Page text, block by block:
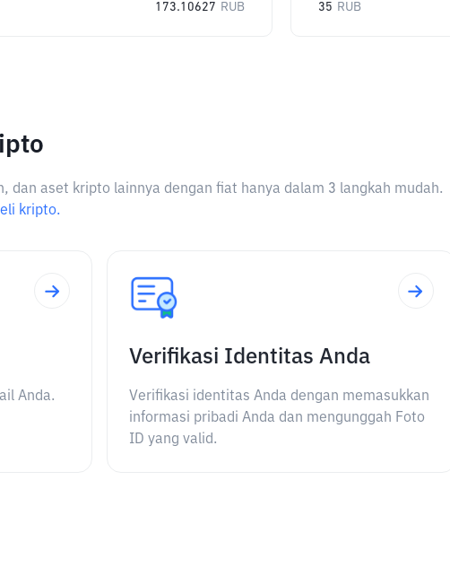
173.10627 RUB 35 RUB
dan aset kripto lainnya dengan fiat hanya dalam 3 langkah mudah.
kripto.
Anda.
Verifikasi Identitas Anda
Verifikasi identitas Anda dengan memasukkan
informasi pribadi Anda dan mengunggah Foto
ID yang valid.